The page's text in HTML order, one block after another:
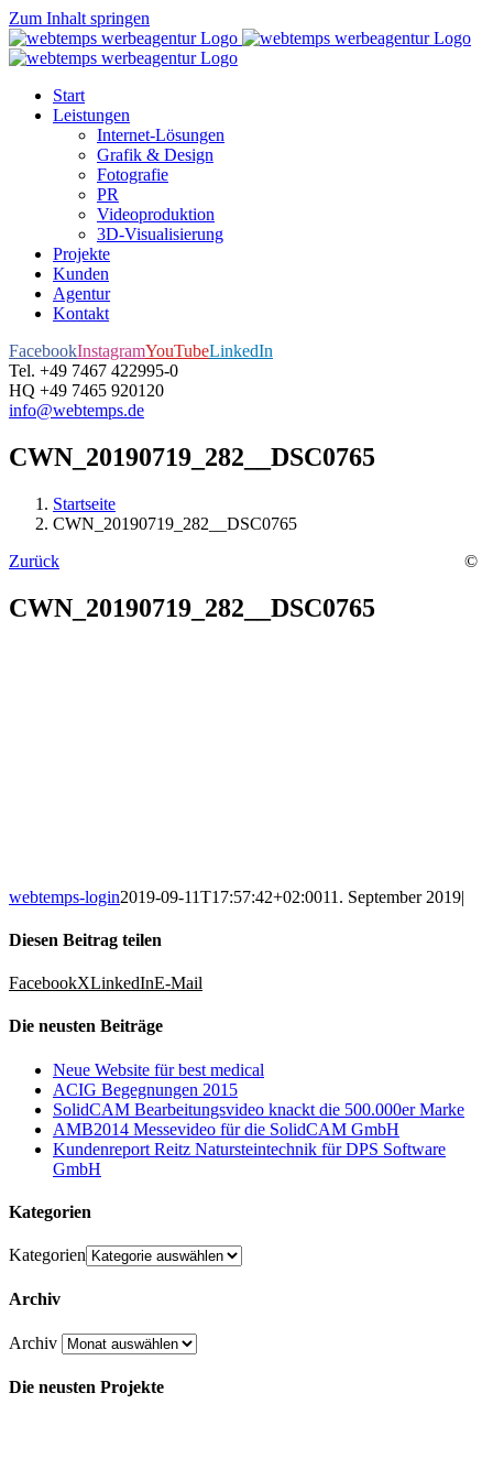
Zum Inhalt springen
Start
Leistungen
Internet-Lösungen
Grafik & Design
Fotografie
PR
Videoproduktion
3D-Visualisierung
Projekte
Kunden
Agentur
Kontakt
FacebookInstagramYouTubeLinkedIn
Tel. +49 7467 422995-0
HQ +49 7465 920120
info@webtemps.de
CWN_20190719_282__DSC0765
Startseite
CWN_20190719_282__DSC0765
Zurück
CWN_20190719_282__DSC0765
webtemps-login2019-09-11T17:57:42+02:0011. September 2019|
Diesen Beitrag teilen
FacebookXLinkedInE-Mail
Die neusten Beiträge
Neue Website für best medical
ACIG Begegnungen 2015
SolidCAM Bearbeitungsvideo knackt die 500.000er Marke
AMB2014 Messevideo für die SolidCAM GmbH
Kundenreport Reitz Natursteintechnik für DPS Software
GmbH
Kategorien
Kategorien
Archiv
Archiv
Die neusten Projekte
©